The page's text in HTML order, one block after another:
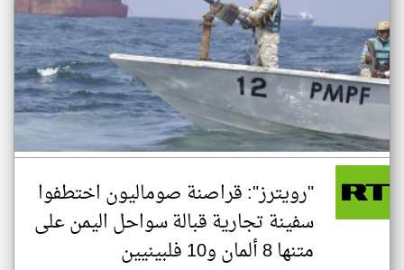
"رويترز": قراصنة صوماليون اختطفوا
سفينة تجارية قبالة سواحل اليمن على
متنها 8 ألمان و10 فلبينيين